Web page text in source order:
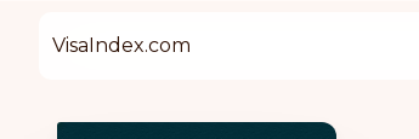
VisaIndex.com